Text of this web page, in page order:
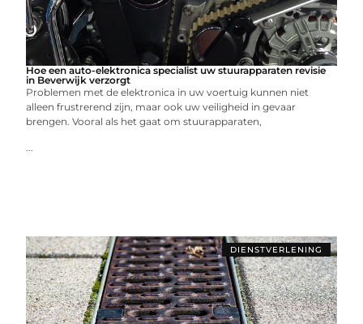
Hoe een auto-elektronica specialist uw stuurapparaten revisie
in Beverwijk verzorgt
Problemen met de elektronica in uw voertuig kunnen niet
alleen frustrerend zijn, maar ook uw veiligheid in gevaar
brengen. Vooral als het gaat om stuurapparaten,
...
DIENSTVERLENING